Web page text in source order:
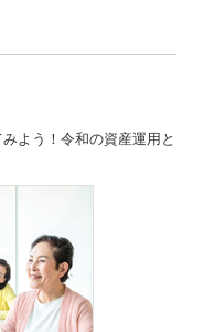
よう！令和の資産運用と